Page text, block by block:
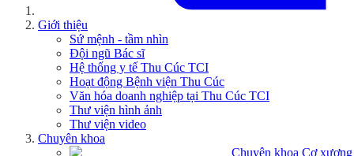
Giới thiệu
Sứ mệnh - tầm nhìn
Đội ngũ Bác sĩ
Hệ thống y tế Thu Cúc TCI
Hoạt động Bệnh viện Thu Cúc
Văn hóa doanh nghiệp tại Thu Cúc TCI
Thư viện hình ảnh
Thư viện video
Chuyên khoa
Chuyên khoa Cơ